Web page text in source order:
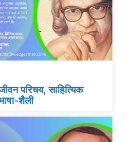
परिचय, साहित्यिक
शैली